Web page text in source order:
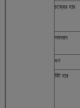
চক্রের হার
সমাধান
গুণ
বিট হার